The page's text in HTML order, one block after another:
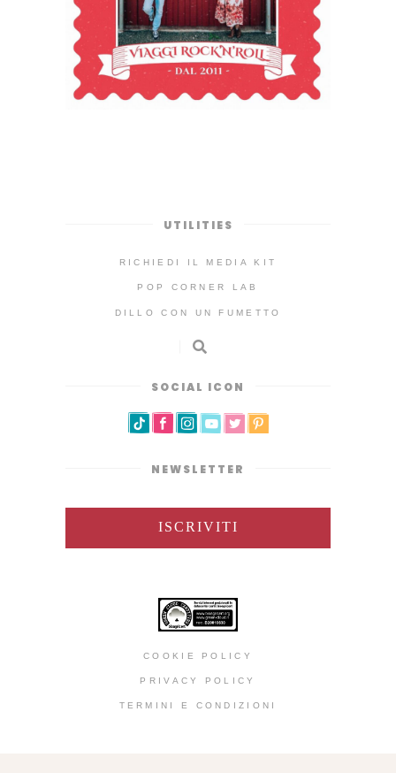
UTILITIES
RICHIEDI IL MEDIA KIT
POP CORNER LAB
DILLO CON UN FUMETTO
SOCIAL ICON
NEWSLETTER
ISCRIVITI
COOKIE POLICY
PRIVACY POLICY
TERMINI E CONDIZIONI